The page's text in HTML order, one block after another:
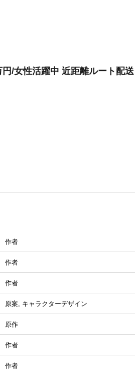
/女性活躍中 近距離ルート配
作者
作者
作者
原案, キャラクターデザイン
原作
作者
作者